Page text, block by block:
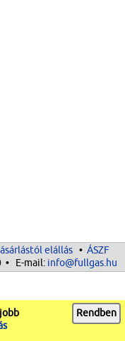
Rendben
elállás • ÁSZF
• E-mail: info@fullgas.hu